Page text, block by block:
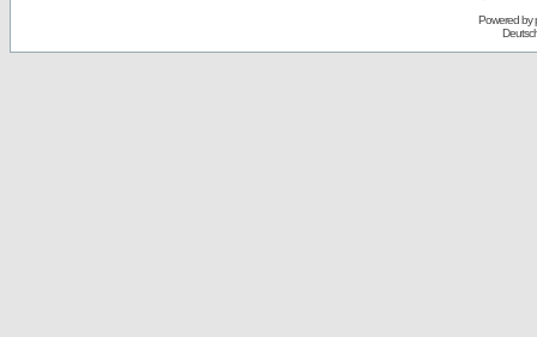
Powered by